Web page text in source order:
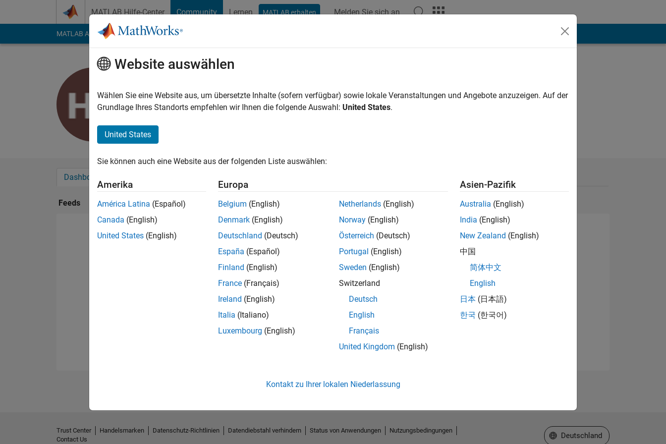
MATLAB Hilfe-Center Community Lernen MATLAB erhalten Melden Sie sich an
MATLAB Answers File Exchange Cody
Last seen: 6 Monate vor
Followers:0 Following:0
Dashboard
Feeds
Website auswählen
Wählen Sie eine Website aus, um übersetzte Inhalte (sofern verfügbar) sowie lokale Veranstaltungen und Angebote anzuzeigen. Auf der
Grundlage Ihres Standorts empfehlen wir Ihnen die folgende Auswahl: United States.
United States
Sie können auch eine Website aus der folgenden Liste auswählen:
Amerika
América Latina (Español)
Canada (English)
United States (English)
Europa
Belgium (English)
Denmark (English)
Deutschland (Deutsch)
España (Español)
Finland (English)
France (Français)
Ireland (English)
Italia (Italiano)
Luxembourg (English)
Netherlands (English)
Norway (English)
Österreich (Deutsch)
Portugal (English)
Sweden (English)
Switzerland
Deutsch
English
Français
United Kingdom (English)
Asien-Pazifik
Australia (English)
India (English)
New Zealand (English)
中国
简体中文
English
日本 (日本語)
한국 (한국어)
Kontakt zu Ihrer lokalen Niederlassung
Trust Center Handelsmarken Datenschutz-Richtlinien Datendiebstahl verhindern Status von Anwendungen
Nutzungsbedingungen
Contact Us
Website auswählen
Deutschland